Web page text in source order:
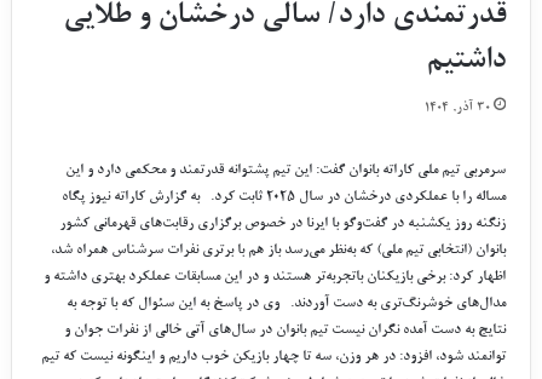
قدرتمندی دارد/ سالی درخشان و طلایی
داشتیم
۳۰ آذر, ۱۴۰۴
سرمربی تیم ملی کاراته بانوان گفت: این تیم پشتوانه قدرتمند و محکمی دارد و این
مساله را با عملکردی درخشان در سال ۲۰۲۵ ثابت کرد. به گزارش کاراته نیوز پگاه
زنگنه روز یکشنبه در گفت‌وگو با ایرنا در خصوص برگزاری رقابت‌های قهرمانی کشور
بانوان (انتخابی تیم ملی) که به‌نظر می‌رسد باز هم با برتری نفرات سرشناس همراه شد،
اظهار کرد: برخی بازیکنان باتجربه‌تر هستند و در این مسابقات عملکرد بهتری داشته و
مدال‌های خوشرنگ‌تری به دست آوردند. وی در پاسخ به این سئوال که با توجه به
نتایج به دست آمده نگران نیست تیم بانوان در سال‌های آتی خالی از نفرات جوان و
توانمند شود، افزود: در هر وزن، سه تا چهار بازیکن خوب داریم و اینگونه نیست که تیم